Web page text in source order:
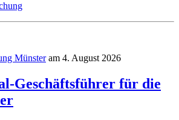
Münsteram 4. August 2026
Geschäftsführer für die